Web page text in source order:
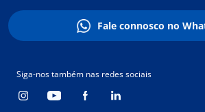
Fale connosco no
Siga-nos também nas redes sociais